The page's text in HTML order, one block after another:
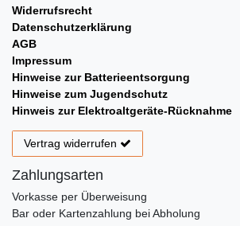
Widerrufsrecht
Datenschutzerklärung
AGB
Impressum
Hinweise zur Batterieentsorgung
Hinweise zum Jugendschutz
Hinweis zur Elektroaltgeräte-Rücknahme
Vertrag widerrufen
Zahlungsarten
Vorkasse per Überweisung
Bar oder Kartenzahlung bei Abholung